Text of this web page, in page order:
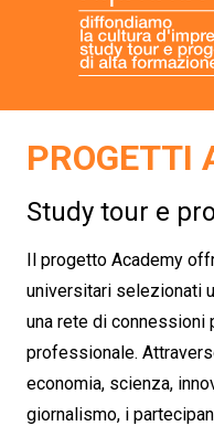
PROGETTI
Study tour e
Il progetto Academy
universitari selezionati
una rete di
professionale.
economia, scienza,
giornalismo, i